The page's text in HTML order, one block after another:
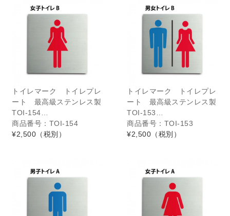
トイレマーク トイレプレ
ート 最高級ステンレス製
TOI-154…
商品番号：TOI-154
¥2,500 （税別）
トイレマーク トイレプレ
ート 最高級ステンレス製
TOI-153…
商品番号：TOI-153
¥2,500 （税別）